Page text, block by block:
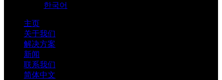
한국어
主页
关于我们
解决方案
新闻
联系我们
简体中文